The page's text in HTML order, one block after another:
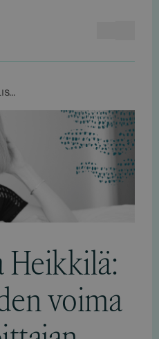
ANNASTIINA HEIKKILÄ: KIRJALLISUUDEN VOIMA PIILEE KIRJOITTAJAN ÄÄNESSÄ
Heikkilä:
voima